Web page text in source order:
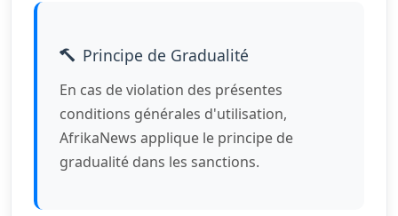
Principe de Gradualité
En cas de violation des présentes
conditions générales d'utilisation,
AfrikaNews applique le principe de
gradualité dans les sanctions.